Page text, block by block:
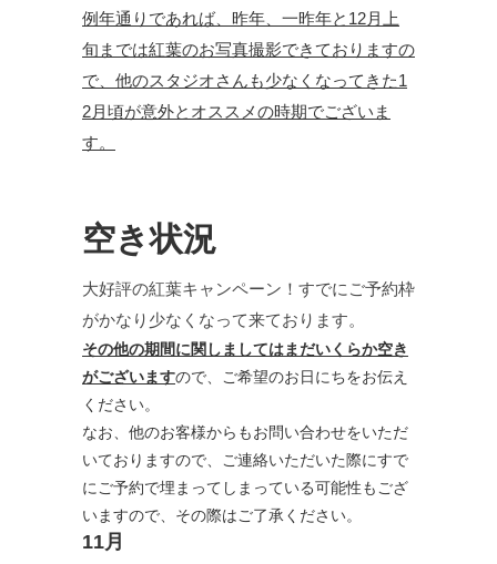
例年通りであれば、昨年、一昨年と12月上
旬までは紅葉のお写真撮影できておりますの
で、他のスタジオさんも少なくなってきた1
2月頃が意外とオススメの時期でございま
す。
空き状況
大好評の紅葉キャンペーン！すでにご予約枠
がかなり少なくなって来ております。
その他の期間に関しましてはまだいくらか空き
がございますので、ご希望のお日にちをお伝え
ください。
なお、他のお客様からもお問い合わせをいただ
いておりますので、ご連絡いただいた際にすで
にご予約で埋まってしまっている可能性もござ
いますので、その際はご了承ください。
11月